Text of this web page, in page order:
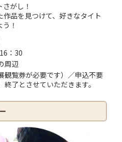
がし！
品を見つけて、好きなタイト
！
：30
周辺
覧券が必要です）／申込不要
了とさせていただきます。